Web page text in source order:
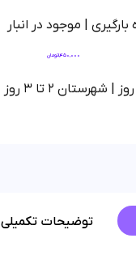
| موجود در انبار
1,450,000تومان
توضیحات تکمیلی